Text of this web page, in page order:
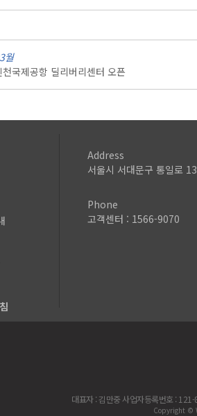
월
천국제공항 딜리버리센터 오픈
Address
서울시 서대문구 통일로
Phone
고객센터 : 1566-9070
대표자 : 김만중 사업자등록번호 :
Copyright ©